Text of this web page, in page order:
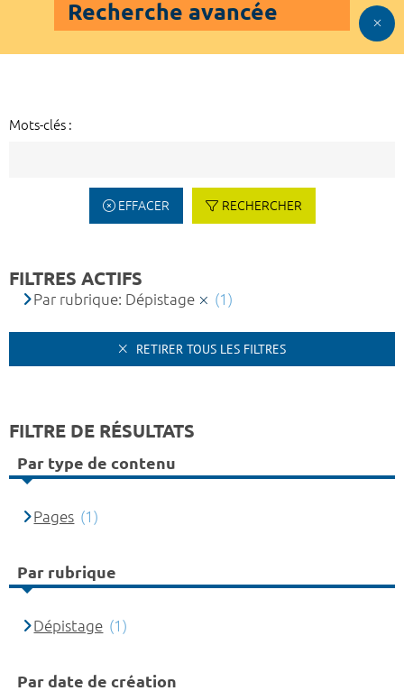
Recherche avancée
Mots-clés :
EFFACER RECHERCHER
FILTRES ACTIFS
Par rubrique: Dépistage (1)
RETIRER TOUS LES FILTRES
FILTRE DE RÉSULTATS
Par type de contenu
Pages (1)
Par rubrique
Dépistage (1)
Par date de création